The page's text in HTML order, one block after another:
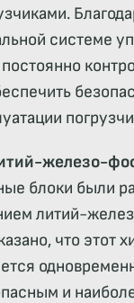
системе
железо-
блоки были
литий-
что этот
и